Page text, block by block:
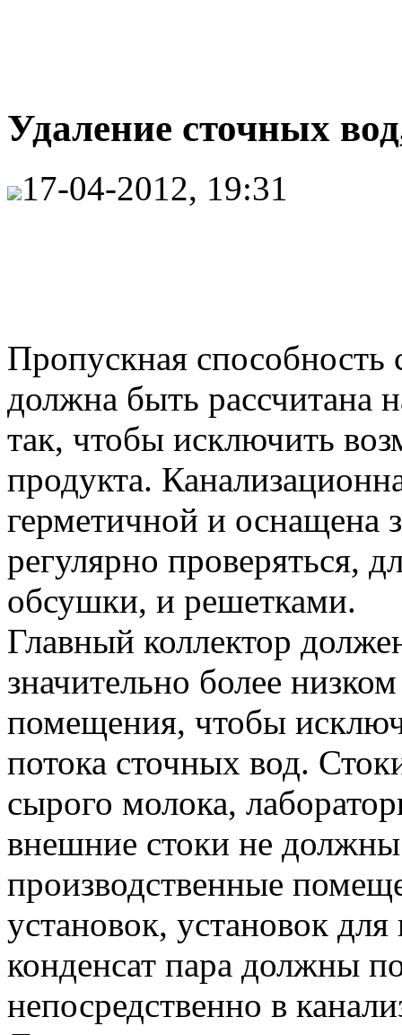
Удаление сточных
17-04-2012, 19:31
Пропускная способность
должна быть рассчитана
так, чтобы исключить
продукта.
герметичной и оснащена
регулярно проверяться,
обсушки, и решетками.
Главный коллектор
значительно более
помещения, чтобы
потока сточных вод.
сырого молока,
внешние стоки не должны
производственные
установок, установок
конденсат пара должны
непосредственно в